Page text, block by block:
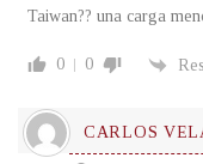
Taiwan?? una carga
0 0
CARLOS